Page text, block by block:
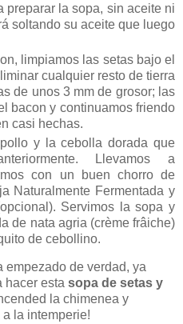
preparar la sopa, sin aceite ni
soltando su aceite que luego
limpiamos las setas bajo el
cualquier resto de tierra
de unos 3 mm de grosor; las
bacon y continuamos friendo
casi hechas.
y la cebolla dorada que
Llevamos a
con un buen chorro de
Naturalmente Fermentada y
Servimos la sopa y
de nata agria (crème frâiche)
de cebollino.
empezado de verdad, ya
hacer esta sopa de setas y
la chimenea y
la intemperie!